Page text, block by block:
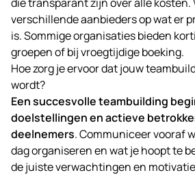
verschillende aanbieders op wat er
is. Sommige organisaties bieden
groepen of bij vroegtijdige boeking.
Hoe zorg je ervoor dat jouw
wordt?
Een succesvolle teambuilding
doelstellingen en actieve
deelnemers. Communiceer vooraf
dag organiseren en wat je hoopt te
de juiste verwachtingen en